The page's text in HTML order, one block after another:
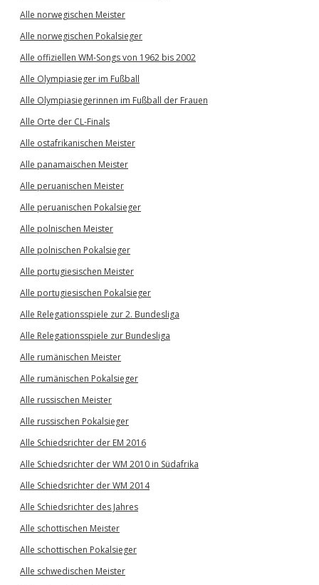
Alle norwegischen Meister
Alle norwegischen Pokalsieger
Alle offiziellen WM-Songs von 1962 bis 2002
Alle Olympiasieger im Fußball
Alle Olympiasiegerinnen im Fußball der Frauen
Alle Orte der CL-Finals
Alle ostafrikanischen Meister
Alle panamaischen Meister
Alle peruanischen Meister
Alle peruanischen Pokalsieger
Alle polnischen Meister
Alle polnischen Pokalsieger
Alle portugiesischen Meister
Alle portugiesischen Pokalsieger
Alle Relegationsspiele zur 2. Bundesliga
Alle Relegationsspiele zur Bundesliga
Alle rumänischen Meister
Alle rumänischen Pokalsieger
Alle russischen Meister
Alle russischen Pokalsieger
Alle Schiedsrichter der EM 2016
Alle Schiedsrichter der WM 2010 in Südafrika
Alle Schiedsrichter der WM 2014
Alle Schiedsrichter des Jahres
Alle schottischen Meister
Alle schottischen Pokalsieger
Alle schwedischen Meister